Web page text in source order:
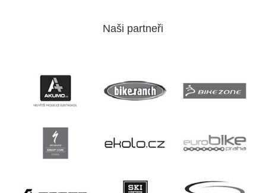
Naši partneři